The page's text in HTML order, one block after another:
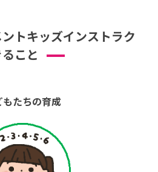
トキッズインストラク
こと
もたちの育成